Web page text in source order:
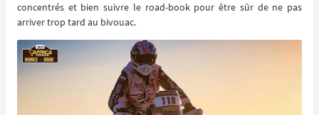
concentrés et bien suivre le road-book pour être sûr de ne pas
arriver trop tard au bivouac.